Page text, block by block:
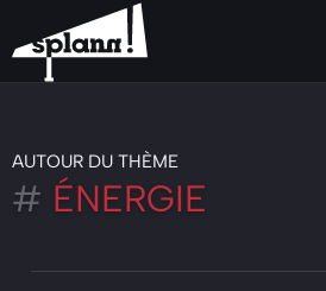
AUTOUR DU THÈME
# ÉNERGIE